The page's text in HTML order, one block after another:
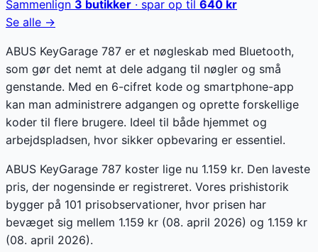
Sammenlign 3 butikker · spar op til 640 kr
Se alle →
ABUS KeyGarage 787 er et nøgleskab med Bluetooth,
som gør det nemt at dele adgang til nøgler og små
genstande. Med en 6-cifret kode og smartphone-app
kan man administrere adgangen og oprette forskellige
koder til flere brugere. Ideel til både hjemmet og
arbejdspladsen, hvor sikker opbevaring er essentiel.
ABUS KeyGarage 787 koster lige nu 1.159 kr. Den laveste
pris, der nogensinde er registreret. Vores prishistorik
bygger på 101 prisobservationer, hvor prisen har
bevæget sig mellem 1.159 kr (08. april 2026) og 1.159 kr
(08. april 2026).